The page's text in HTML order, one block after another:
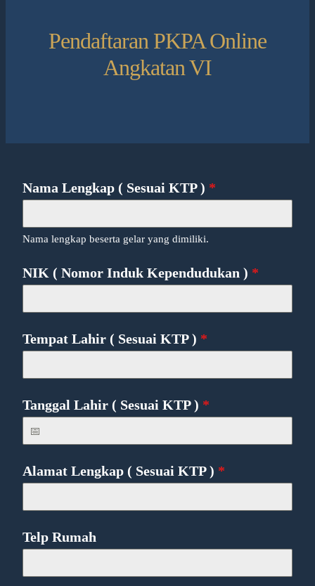
Pendaftaran PKPA Online
Angkatan VI
Nama Lengkap ( Sesuai KTP ) *
Nama lengkap beserta gelar yang dimiliki.
NIK ( Nomor Induk Kependudukan ) *
Tempat Lahir ( Sesuai KTP ) *
Tanggal Lahir ( Sesuai KTP ) *
Alamat Lengkap ( Sesuai KTP ) *
Telp Rumah